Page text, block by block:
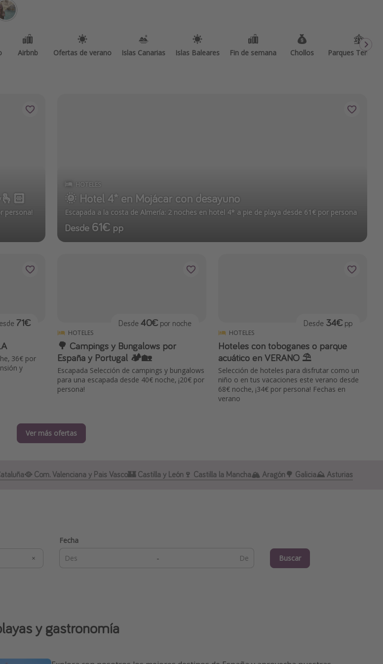
Airbnb Ofertas de verano Islas Canarias Islas Baleares Fin de semana Chollos Parques
persona!
HOTELES
🌞 Hotel 4* en Mojácar con desayuno
Escapada a la costa de Almería: 2 noches en hotel 4* a pie de playa desde 61€ por persona
Desde 61€ pp
36€ por
y
71€
HOTELES
🌳 Campings y Bungalows por
España y Portugal 🏕️🏡
Escapada Selección de campings y bungalows
para una escapada desde 40€ noche, ¡20€ por
persona!
Desde 40€ por noche
HOTELES
Hoteles con toboganes o parque
acuático en VERANO ⛱️
Selección de hoteles para disfrutar como un
niño o en tus vacaciones este verano desde
68€ noche, ¡34€ por persona! Fechas en
verano
Desde 34€ pp
Ver más ofertas
🥘 Com. Valenciana y Pais Vasco🏰 Castilla y León 🍷 Castilla la Mancha🏔️ Aragón 🌳 Galicia⛰️ Asturias
Fecha
- Buscar
y gastronomía